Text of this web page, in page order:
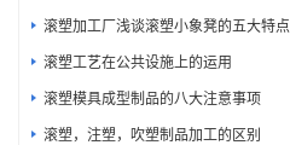
滚塑加工厂浅谈滚塑小象凳的五大特点
滚塑工艺在公共设施上的运用
滚塑模具成型制品的八大注意事项
滚塑，注塑，吹塑制品加工的区别